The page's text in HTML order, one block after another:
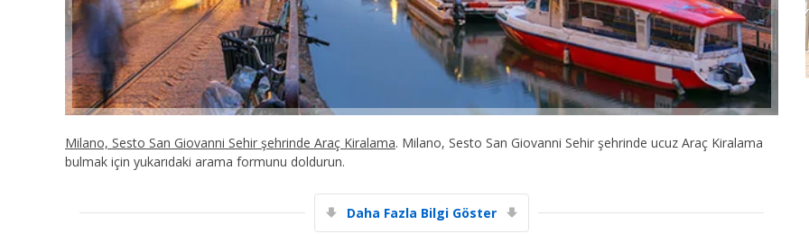
Milano, Sesto San Giovanni Sehir şehrinde Araç Kiralama. Milano, Sesto San Giovanni Sehir şehrinde ucuz Araç Kiralama
bulmak için yukarıdaki arama formunu doldurun.
Daha Fazla Bilgi Göster